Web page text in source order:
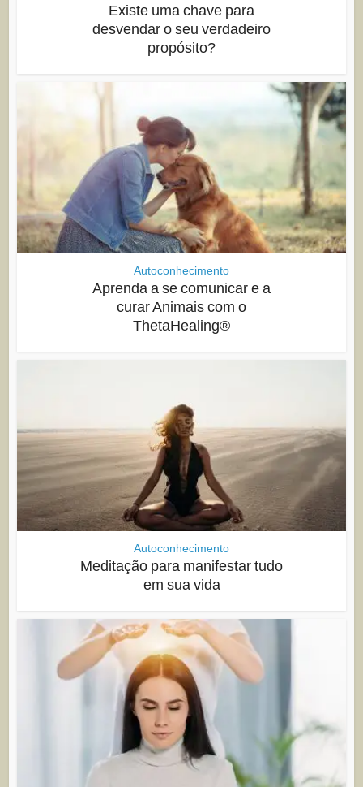
Existe uma chave para
desvendar o seu verdadeiro
propósito?
Autoconhecimento
Aprenda a se comunicar e a
curar Animais com o
ThetaHealing®
Autoconhecimento
Meditação para manifestar tudo
em sua vida